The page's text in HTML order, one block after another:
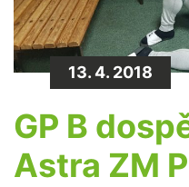
13. 4. 2018
GP B
Astra ZM